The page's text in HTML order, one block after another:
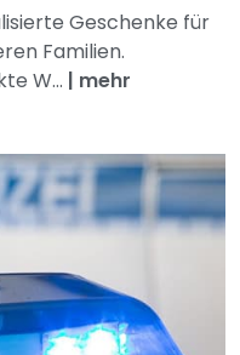
Geschenke für
Familien.
W... | mehr